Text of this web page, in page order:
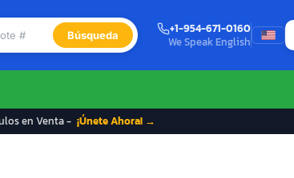
Búsqueda
+1-954-671-0160
We Speak English
en Venta - ¡Únete Ahora! →